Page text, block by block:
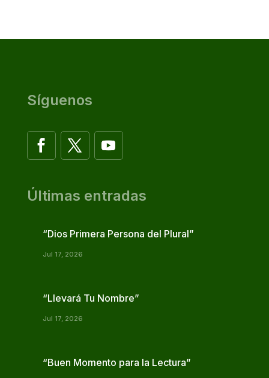
Síguenos
Últimas entradas
“Dios Primera Persona del Plural”
Jul 17, 2026
“Llevará Tu Nombre”
Jul 17, 2026
“Buen Momento para la Lectura”